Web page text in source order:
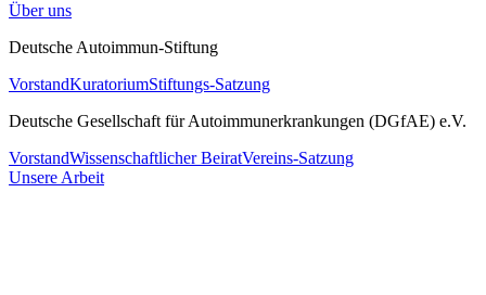
Über uns
Deutsche Autoimmun-Stiftung
VorstandKuratoriumStiftungs-Satzung
Deutsche Gesellschaft für Autoimmunerkrankungen (DGfAE) e.V.
VorstandWissenschaftlicher BeiratVereins-Satzung
Unsere Arbeit